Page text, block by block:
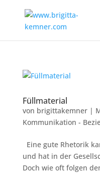
Füllmaterial
von brigittakemner|
Kommunikation -
Eine gute Rhetorik
und hat in der
Doch wie oft folgen